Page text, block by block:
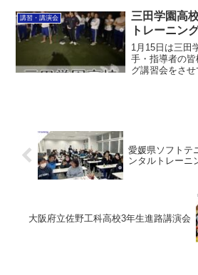
挙です。1回
6-...
講習・講演会
三田学園高
トレーニン
1月15日は三田
手・指導者の
グ講習会をさ
愛媛県ソフトテ
ンタルトレーニ
大阪府立佐野工科高校3年生進路講演会